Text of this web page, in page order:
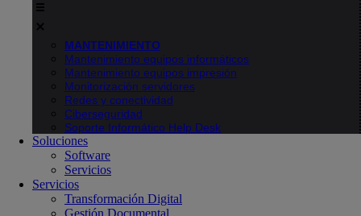
MANTENIMIENTO
Mantenimiento equipos informáticos
Mantenimiento equipos impresión
Monitorización servidores
Redes y conectividad
Ciberseguridad
Soporte Informático Help Desk
Soluciones
Software
Servicios
Servicios
Transformación Digital
Gestión Documental